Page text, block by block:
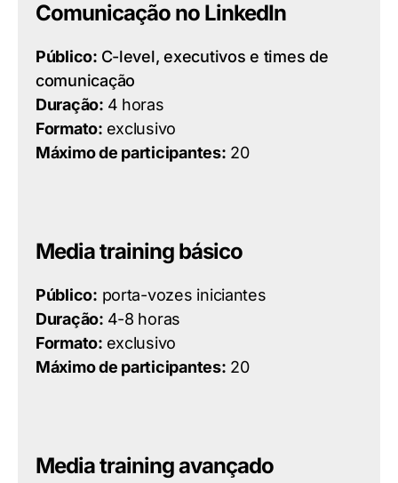
Comunicação no LinkedIn
Público: C-level, executivos e times de
comunicação
Duração: 4 horas
Formato: exclusivo
Máximo de participantes: 20
Media training básico
Público: porta-vozes iniciantes
Duração: 4-8 horas
Formato: exclusivo
Máximo de participantes: 20
Media training avançado